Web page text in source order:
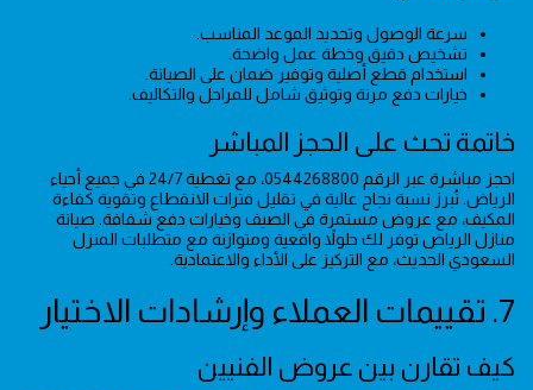
سرعة الوصول وتحديد الموعد المناسب.
تشخيص دقيق وخطة عمل واضحة.
استخدام قطع أصلية وتوفير ضمان على الصيانة.
خيارات دفع مرنة وتوثيق شامل للمراحل والتكاليف.
خاتمة تحث على الحجز المباشر
احجز مباشرة عبر الرقم 0544268800، مع تغطية 24/7 في جميع أحياء
الرياض. نُبرز نسبة نجاح عالية في تقليل فترات الانقطاع وتقوية كفاءة
المكيف، مع عروض مستمرة في الصيف وخيارات دفع شفافة. صيانة
منازل الرياض توفر لك حلولاً واقعية ومتوازنة مع متطلبات المنزل
السعودي الحديث، مع التركيز على الأداء والاعتمادية.
7. تقييمات العملاء وإرشادات الاختيار
كيف تقارن بين عروض الفنيين